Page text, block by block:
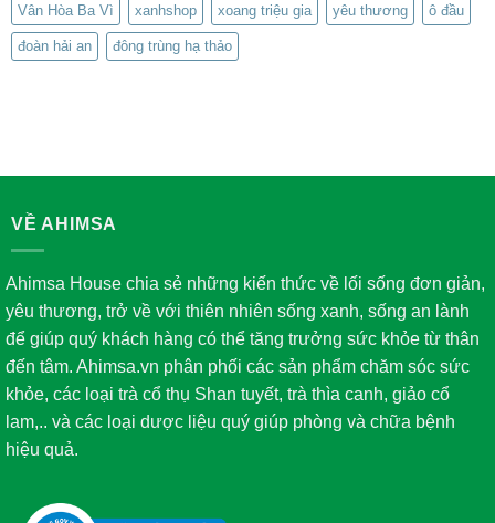
Vân Hòa Ba Vì xanhshop xoang triệu gia yêu thương ô đầu
đoàn hải an đông trùng hạ thảo
VỀ AHIMSA
Ahimsa House chia sẻ những kiến thức về lối sống đơn giản,
yêu thương, trở về với thiên nhiên sống xanh, sống an lành
để giúp quý khách hàng có thể tăng trưởng sức khỏe từ thân
đến tâm. Ahimsa.vn phân phối các sản phẩm chăm sóc sức
khỏe, các loại trà cổ thụ Shan tuyết, trà thìa canh, giảo cổ
lam,.. và các loại dược liệu quý giúp phòng và chữa bệnh
hiệu quả.